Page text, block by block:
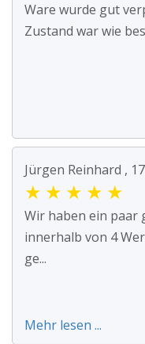
Ware wurde gut
Zustand war wie
Jürgen Reinhard ,
★ ★ ★ ★ ★
Wir haben ein paar
innerhalb von 4
ge...
Mehr lesen ...